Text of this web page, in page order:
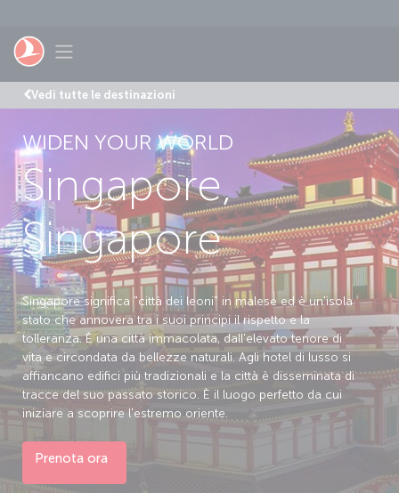
Toggle navigation
Vedi tutte le destinazioni
WIDEN YOUR WORLD
Singapore,
Singapore
Singapore significa "città dei leoni" in malese ed è un'isola
stato che annovera tra i suoi principi il rispetto e la
tolleranza. È una città immacolata, dall'elevato tenore di
vita e circondata da bellezze naturali. Agli hotel di lusso si
affiancano edifici più tradizionali e la città è disseminata di
tracce del suo passato storico. È il luogo perfetto da cui
iniziare a scoprire l'estremo oriente.
Prenota ora